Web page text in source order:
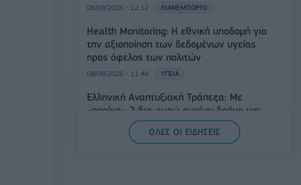
08/08/2026 - 12:12 ΛΙΑΝΕΜΠΟΡΙΟ
Health Monitoring: Η εθνική υποδομή για
την αξιοποίηση των δεδομένων υγείας
προς όφελος των πολιτών
08/08/2026 - 11:48 ΥΓΕΙΑ
Ελληνική Αναπτυξιακή Τράπεζα: Με
«προίκα» 2 δισ. ευρώ ανοίγει δρόμο για
δάνεια έως 5 δισ. σε μικρομεσαίες
08/08/2026 - 11:22
ΟΛΕΣ ΟΙ ΕΙΔΗΣΕΙΣ